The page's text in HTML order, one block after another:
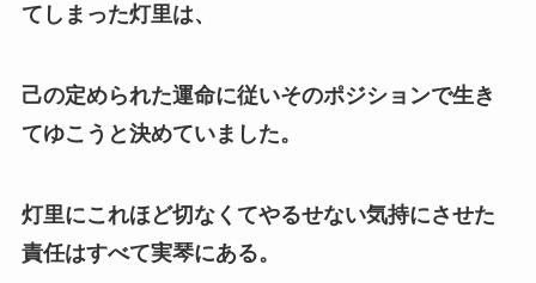
てしまった灯里は、
己の定められた運命に従いそのポジションで生き
てゆこうと決めていました。
灯里にこれほど切なくてやるせない気持にさせた
責任はすべて実琴にある。